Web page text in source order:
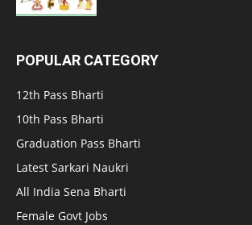
POPULAR CATEGORY
12th Pass Bharti
10th Pass Bharti
Graduation Pass Bharti
Latest Sarkari Naukri
All India Sena Bharti
Female Govt Jobs